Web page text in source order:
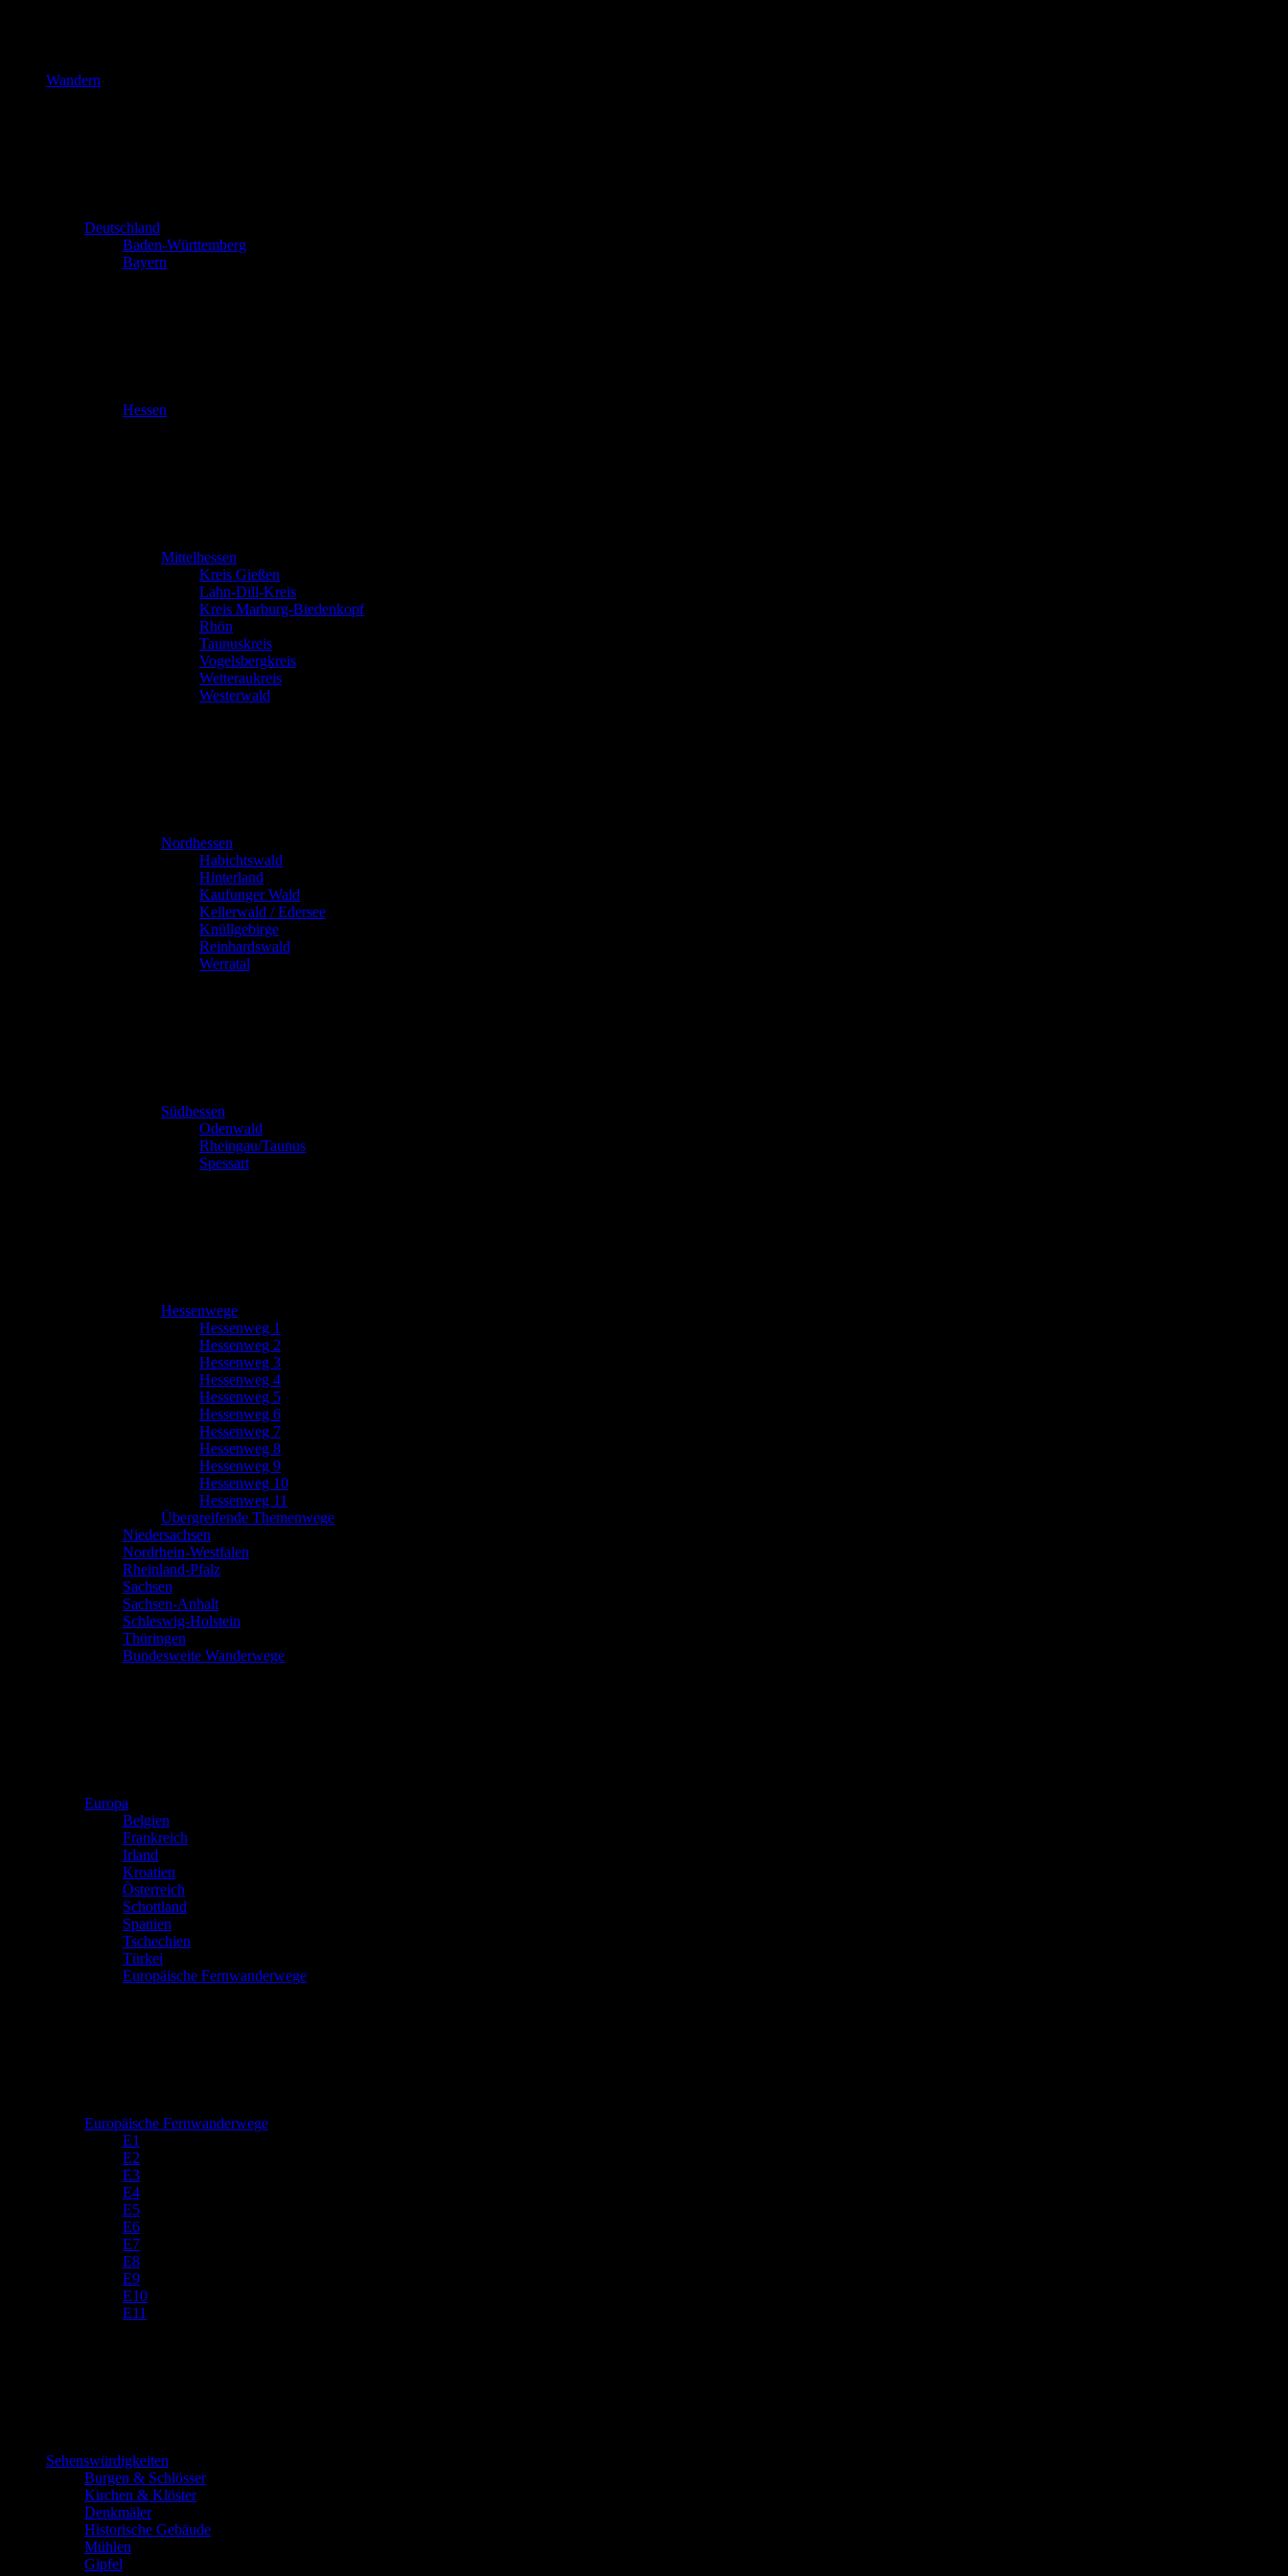
Wandern
Deutschland
Baden-Württemberg
Bayern
Hessen
Mittelhessen
Kreis Gießen
Lahn-Dill-Kreis
Kreis Marburg-Biedenkopf
Rhön
Taunuskreis
Vogelsbergkreis
Wetteraukreis
Westerwald
Nordhessen
Habichtswald
Hinterland
Kaufunger Wald
Kellerwald / Edersee
Knüllgebirge
Reinhardswald
Werratal
Südhessen
Odenwald
Rheingau/Taunus
Spessart
Hessenwege
Hessenweg 1
Hessenweg 2
Hessenweg 3
Hessenweg 4
Hessenweg 5
Hessenweg 6
Hessenweg 7
Hessenweg 8
Hessenweg 9
Hessenweg 10
Hessenweg 11
Übergreifende Themenwege
Niedersachsen
Nordrhein-Westfalen
Rheinland-Pfalz
Sachsen
Sachsen-Anhalt
Schleswig-Holstein
Thüringen
Bundesweite Wanderwege
Europa
Belgien
Frankreich
Irland
Kroatien
Österreich
Schottland
Spanien
Tschechien
Türkei
Europäische Fernwanderwege
Europäische Fernwanderwege
E1
E2
E3
E4
E5
E6
E7
E8
E9
E10
E11
Sehenswürdigkeiten
Burgen & Schlösser
Kirchen & Klöster
Denkmäler
Historische Gebäude
Mühlen
Gipfel